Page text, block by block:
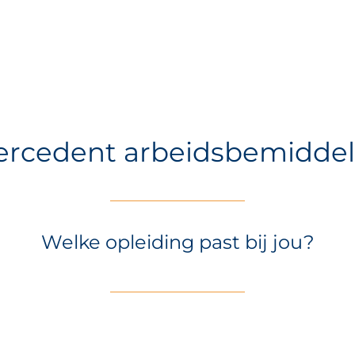
Welke opleiding past bij jou?